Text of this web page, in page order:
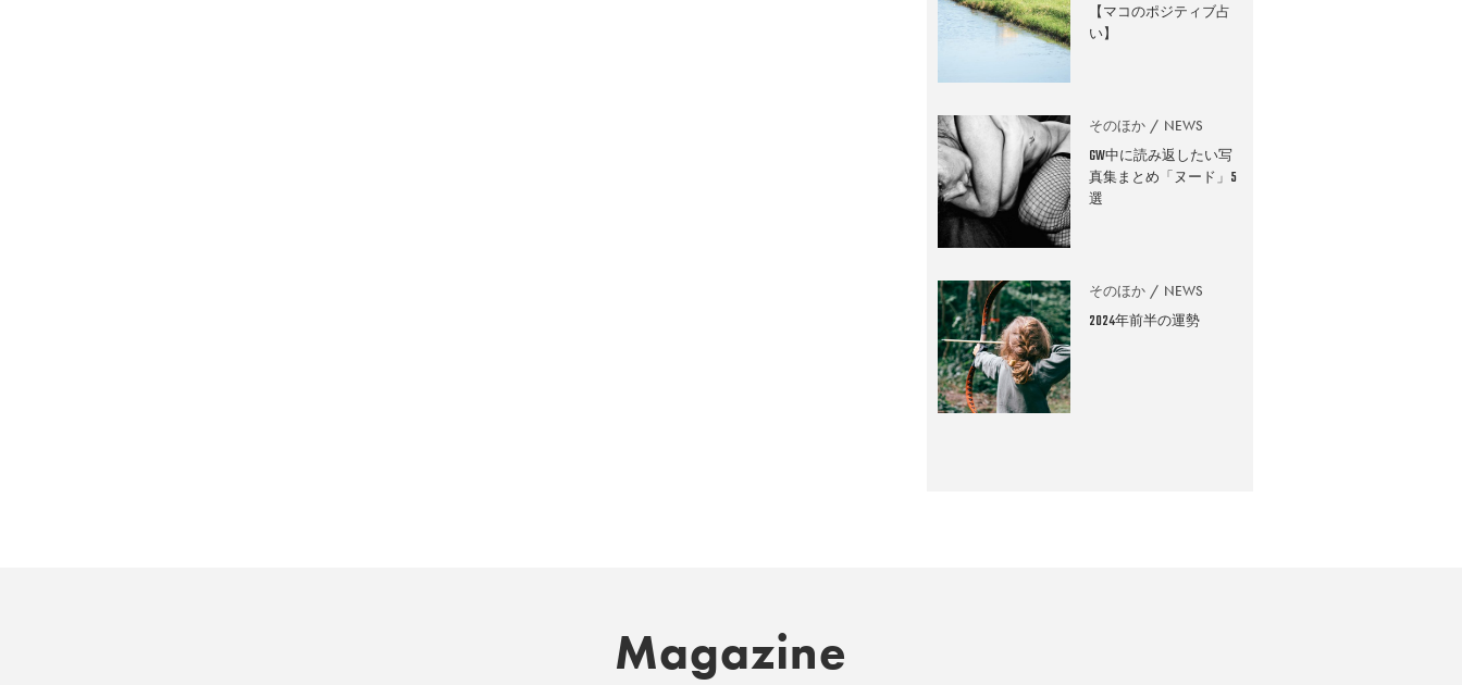
【マコのポジティブ占
い】
そのほか NEWS
GW中に読み返したい写
真集まとめ「ヌード」5
選
そのほか NEWS
2024年前半の運勢
Magazine